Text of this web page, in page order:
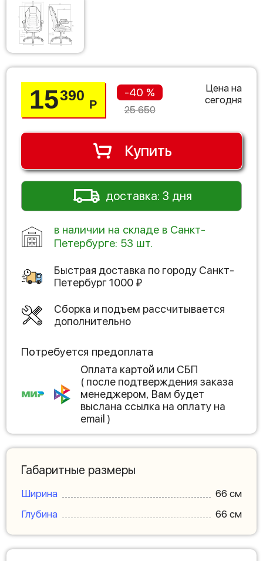
15390
Р
-40 %
25 650
Цена на
сегодня
Купить
доставка: 3 дня
в наличии на складе в Санкт-
Петербурге: 53 шт.
Быстрая доставка по городу Санкт-
Петербург1000 ₽
Сборка и подъем рассчитывается
дополнительно
Потребуется предоплата
Оплата картой или СБП
( после подтверждения заказа
менеджером, Вам будет
выслана ссылка на оплату на
email )
Габаритные размеры
Ширина
66 см
Глубина
66 см